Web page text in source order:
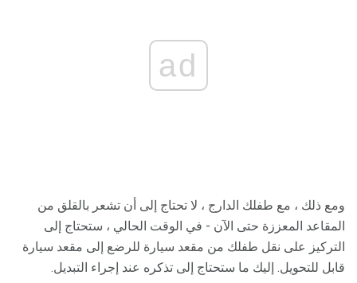
ad
ومع ذلك ، مع طفلك الدارج ، لا تحتاج إلى أن تشعر بالقلق من
المقاعد المعززة حتى الآن - في الوقت الحالي ، ستحتاج إلى
التركيز على نقل طفلك من مقعد سيارة للرضع إلى مقعد سيارة
قابل للتحويل. إليك ما ستحتاج إلى تذكره عند إجراء التبديل.